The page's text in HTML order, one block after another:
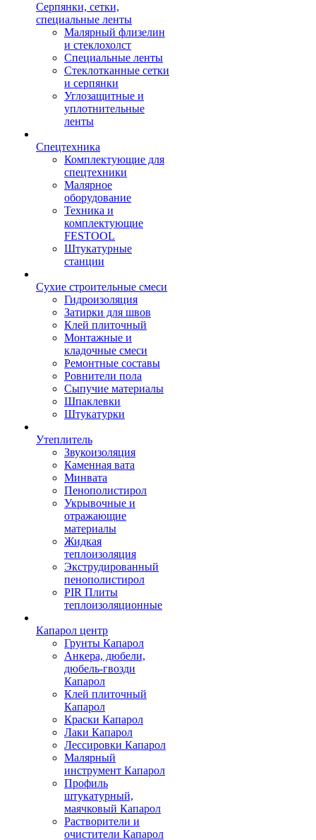
Серпянки, сетки,
специальные ленты
Малярный флизелин
и стеклохолст
Специальные ленты
Стеклотканные сетки
и серпянки
Углозащитные и
уплотнительные
ленты
Спецтехника
Комплектующие для
спецтехники
Малярное
оборудование
Техника и
комплектующие
FESTOOL
Штукатурные
станции
Сухие строительные смеси
Гидроизоляция
Затирки для швов
Клей плиточный
Монтажные и
кладочные смеси
Ремонтные составы
Ровнители пола
Сыпучие материалы
Шпаклевки
Штукатурки
Утеплитель
Звукоизоляция
Каменная вата
Минвата
Пенополистирол
Укрывочные и
отражающие
материалы
Жидкая
теплоизоляция
Экструдированный
пенополистирол
PIR Плиты
теплоизоляционные
Капарол центр
Грунты Капарол
Анкера, дюбели,
дюбель-гвозди
Капарол
Клей плиточный
Капарол
Краски Капарол
Лаки Капарол
Лессировки Капарол
Малярный
инструмент Капарол
Профиль
штукатурный,
маячковый Капарол
Растворители и
очистители Капарол